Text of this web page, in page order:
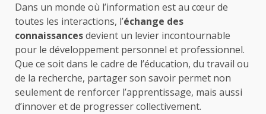
Dans un monde où l’information est au cœur de
toutes les interactions, l’échange des
connaissancesdevient un levier incontournable
pour le développement personnel et professionnel.
Que ce soit dans le cadre de l’éducation, du travail ou
de la recherche, partager son savoir permet non
seulement de renforcer l’apprentissage, mais aussi
d’innover et de progresser collectivement.